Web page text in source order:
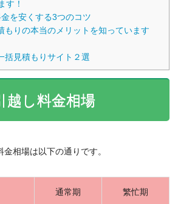
す！
を安くする3つのコツ
もりの本当のメリットを知っています
括見積もりサイト２選
越し料金相場
相場は以下の通りです。
通常期 繁忙期